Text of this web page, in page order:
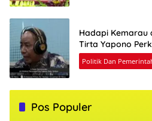
Hadapi Kemarau
Tirta Yapono
Politik Dan
Pos Populer